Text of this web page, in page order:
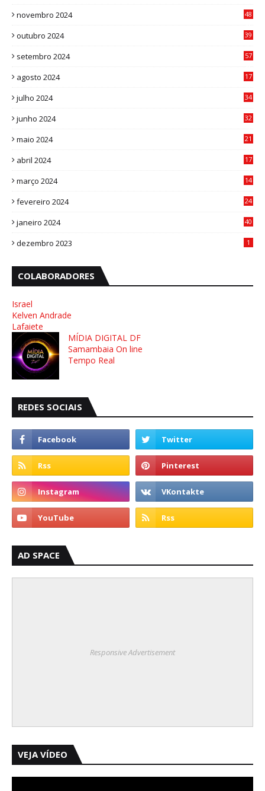
novembro 2024
48
outubro 2024
39
setembro 2024
57
agosto 2024
17
julho 2024
34
junho 2024
32
maio 2024
21
abril 2024
17
março 2024
14
fevereiro 2024
24
janeiro 2024
40
dezembro 2023 1
COLABORADORES
Israel
Kelven Andrade
Lafaiete
MÍDIA DIGITAL DF
Samambaia On line
Tempo Real
REDES SOCIAIS
AD SPACE
Responsive Advertisement
VEJA VÍDEO